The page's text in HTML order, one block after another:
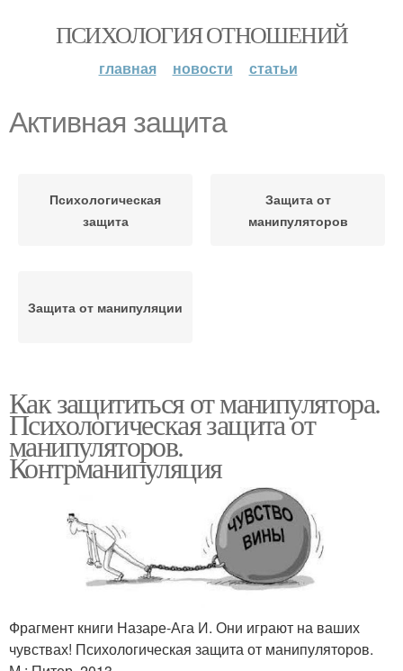
ПСИХОЛОГИЯ ОТНОШЕНИЙ
главная новости статьи
Активная защита
Психологическая
защита
Защита от
манипуляторов
Защита от манипуляции
Как защититься от манипулятора.
Психологическая защита от
манипуляторов.
Контрманипуляция
Фрагмент книги Назаре-Ага И. Они играют на ваших
чувствах! Психологическая защита от манипуляторов.